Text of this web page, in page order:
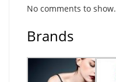
No comments to show.
Brands